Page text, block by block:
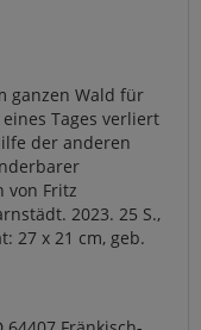
ganzen Wald für
Tages verliert
der anderen
von Fritz
2023. 25 S.,
27 x 21 cm, geb.